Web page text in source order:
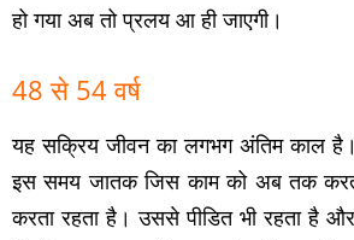
हो गया अब तो प्रलय आ ही जाएगी।
48 से 54 वर्ष
यह सक्रिय जीवन का लगभग अंतिम काल
इस समय जातक जिस काम को अब तक
करता रहता है। उससे पीडित भी रहता है